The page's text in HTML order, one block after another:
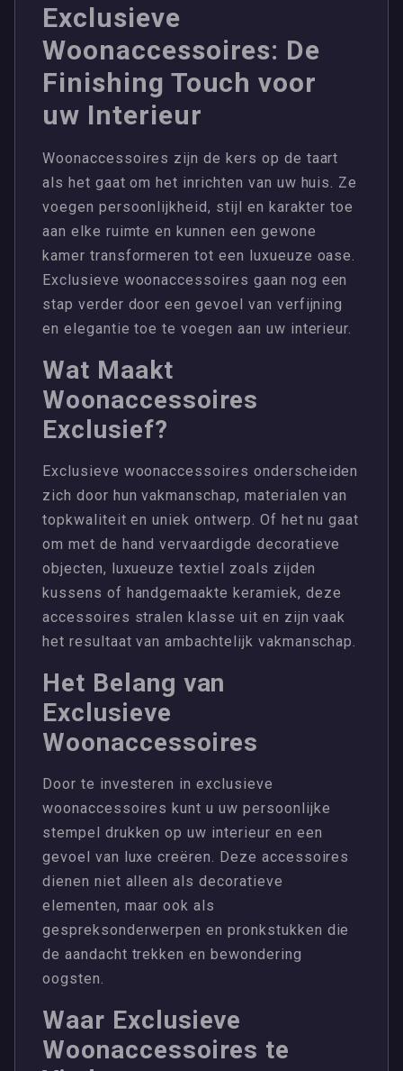
Exclusieve
Woonaccessoires: De
Finishing Touch voor
uw Interieur
Woonaccessoires zijn de kers op de taart
als het gaat om het inrichten van uw huis. Ze
voegen persoonlijkheid, stijl en karakter toe
aan elke ruimte en kunnen een gewone
kamer transformeren tot een luxueuze oase.
Exclusieve woonaccessoires gaan nog een
stap verder door een gevoel van verfijning
en elegantie toe te voegen aan uw interieur.
Wat Maakt
Woonaccessoires
Exclusief?
Exclusieve woonaccessoires onderscheiden
zich door hun vakmanschap, materialen van
topkwaliteit en uniek ontwerp. Of het nu gaat
om met de hand vervaardigde decoratieve
objecten, luxueuze textiel zoals zijden
kussens of handgemaakte keramiek, deze
accessoires stralen klasse uit en zijn vaak
het resultaat van ambachtelijk vakmanschap.
Het Belang van
Exclusieve
Woonaccessoires
Door te investeren in exclusieve
woonaccessoires kunt u uw persoonlijke
stempel drukken op uw interieur en een
gevoel van luxe creëren. Deze accessoires
dienen niet alleen als decoratieve
elementen, maar ook als
gespreksonderwerpen en pronkstukken die
de aandacht trekken en bewondering
oogsten.
Waar Exclusieve
Woonaccessoires te